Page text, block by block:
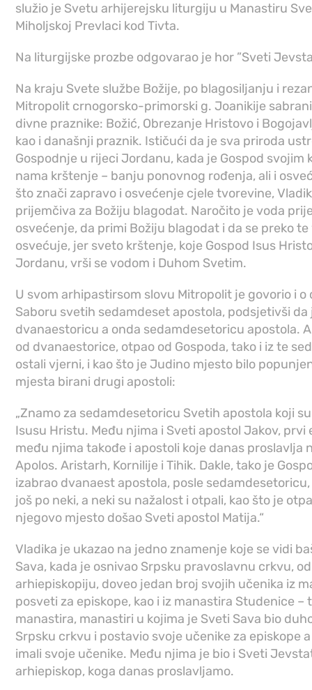
služio je Svetu arhijerejsku liturgiju u Manastiru
Miholjskoj Prevlaci kod Tivta.
Na liturgijske prozbe odgovarao je hor ”Sveti
Na kraju Svete službe Božije, po blagosiljanju i
Mitropolit crnogorsko-primorski g. Joanikije
divne praznike: Božić, Obrezanje Hristovo i
kao i današnji praznik. Ističući da je sva priroda
Gospodnje u rijeci Jordanu, kada je Gospod
nama krštenje – banju ponovnog rođenja, ali i
što znači zapravo i osvećenje cjele tvorevine,
prijemčiva za Božiju blagodat. Naročito je voda
osvećenje, da primi Božiju blagodat i da se preko
osvećuje, jer sveto krštenje, koje Gospod Isus
Jordanu, vrši se vodom i Duhom Svetim.
U svom arhipastirsom slovu Mitropolit je govorio i
Saboru svetih sedamdeset apostola, podsjetivši da
dvanaestoricu a onda sedamdesetoricu apostola.
od dvanaestorice, otpao od Gospoda, tako i iz te
ostali vjerni, i kao što je Judino mjesto bilo
mjesta birani drugi apostoli:
„Znamo za sedamdesetoricu Svetih apostola koji
Isusu Hristu. Među njima i Sveti apostol Jakov, prvi
među njima takođe i apostoli koje danas proslavlja
Apolos. Aristarh, Kornilije i Tihik. Dakle, tako je
izabrao dvanaest apostola, posle
još po neki, a neki su nažalost i otpali, kao što je
njegovo mjesto došao Sveti apostol Matija.“
Vladika je ukazao na jedno znamenje koje se vidi
Sava, kada je osnivao Srpsku pravoslavnu crkvu,
arhiepiskopiju, doveo jedan broj svojih učenika iz
posveti za episkope, kao i iz manastira Studenice
manastira, manastiri u kojima je Sveti Sava bio
Srpsku crkvu i postavio svoje učenike za episkope
imali svoje učenike. Među njima je bio i Sveti
arhiepiskop, koga danas proslavljamo.